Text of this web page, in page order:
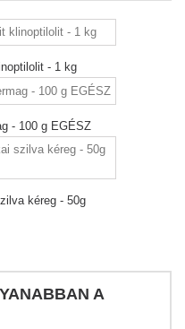
- 1 kg
- 100 g EGÉSZ
kéreg - 50g
A